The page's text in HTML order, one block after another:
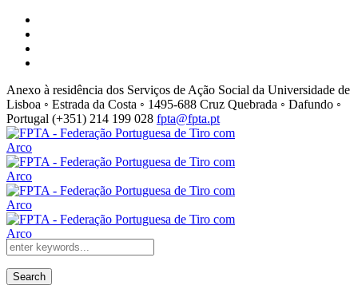
Anexo à residência dos Serviços de Ação Social da Universidade de
Lisboa ◦ Estrada da Costa ◦ 1495-688 Cruz Quebrada ◦ Dafundo ◦
Portugal (+351) 214 199 028 fpta@fpta.pt
Search